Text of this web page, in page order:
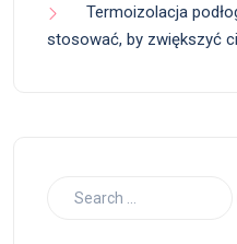
Termoizolacja
stosować, by zwiększyć